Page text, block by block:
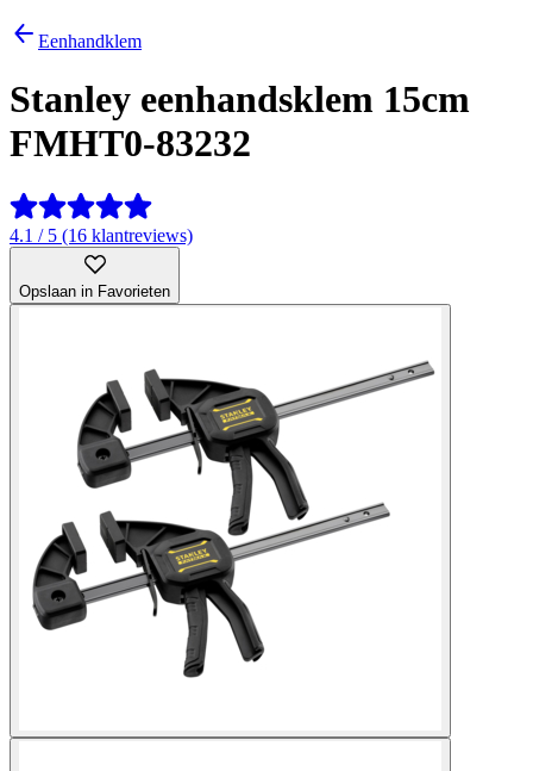
Eenhandklem
Stanley eenhandsklem 15cm
FMHT0-83232
4.1 / 5 (16 klantreviews)
Opslaan in Favorieten